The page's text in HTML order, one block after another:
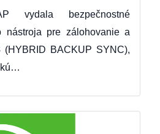
vydala bezpečnostné
nástroja pre zálohovanie a
BACKUP SYNC),